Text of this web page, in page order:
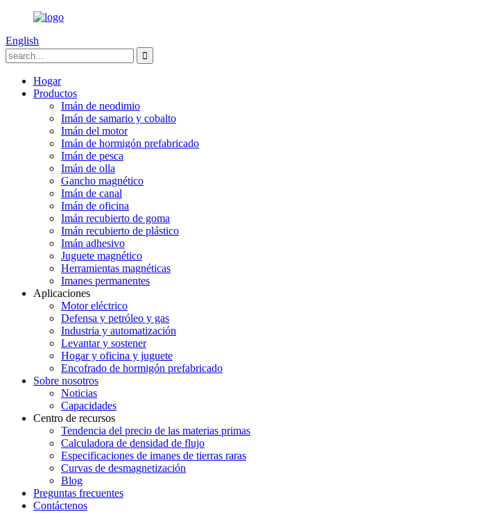
English
Hogar
Productos
Imán de neodimio
Imán de samario y cobalto
Imán del motor
Imán de hormigón prefabricado
Imán de pesca
Imán de olla
Gancho magnético
Imán de canal
Imán de oficina
Imán recubierto de goma
Imán recubierto de plástico
Imán adhesivo
Juguete magnético
Herramientas magnéticas
Imanes permanentes
Aplicaciones
Motor eléctrico
Defensa y petróleo y gas
Industria y automatización
Levantar y sostener
Hogar y oficina y juguete
Encofrado de hormigón prefabricado
Sobre nosotros
Noticias
Capacidades
Centro de recursos
Tendencia del precio de las materias primas
Calculadora de densidad de flujo
Especificaciones de imanes de tierras raras
Curvas de desmagnetización
Blog
Preguntas frecuentes
Contáctenos